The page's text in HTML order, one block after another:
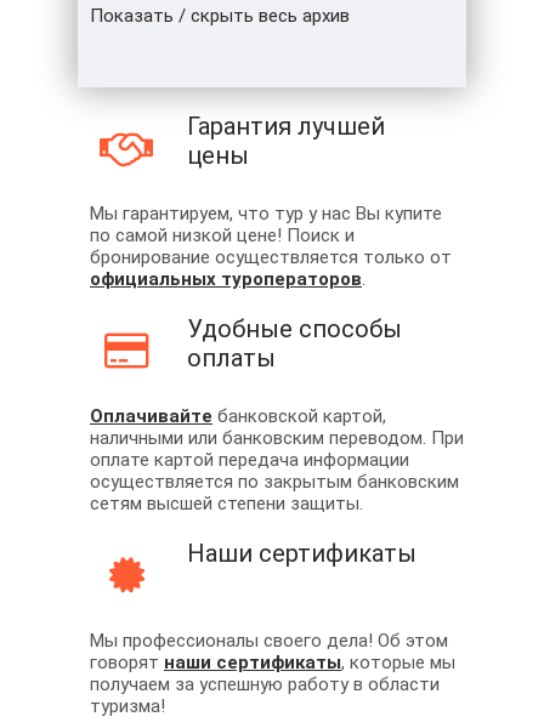
Показать / скрыть весь архив
Гарантия лучшей
цены
Мы гарантируем, что тур у нас Вы купите
по самой низкой цене! Поиск и
бронирование осуществляется только от
официальных туроператоров.
Удобные способы
оплаты
Оплачивайте банковской картой,
наличными или банковским переводом. При
оплате картой передача информации
осуществляется по закрытым банковским
сетям высшей степени защиты.
Наши сертификаты
Мы профессионалы своего дела! Об этом
говорят наши сертификаты, которые мы
получаем за успешную работу в области
туризма!